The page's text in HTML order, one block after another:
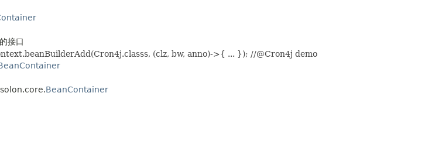
接口
(clz, bw, anno)->{ ... }); //@Cron4j demo
BeanContainer